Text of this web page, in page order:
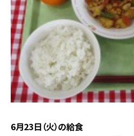
6月23日（火）の給食